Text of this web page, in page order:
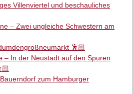
Villenviertel und beschauliches
– Zwei ungleiche Schwestern am
🕺🏻
– In der Neustadt auf den Spuren
zum Hamburger